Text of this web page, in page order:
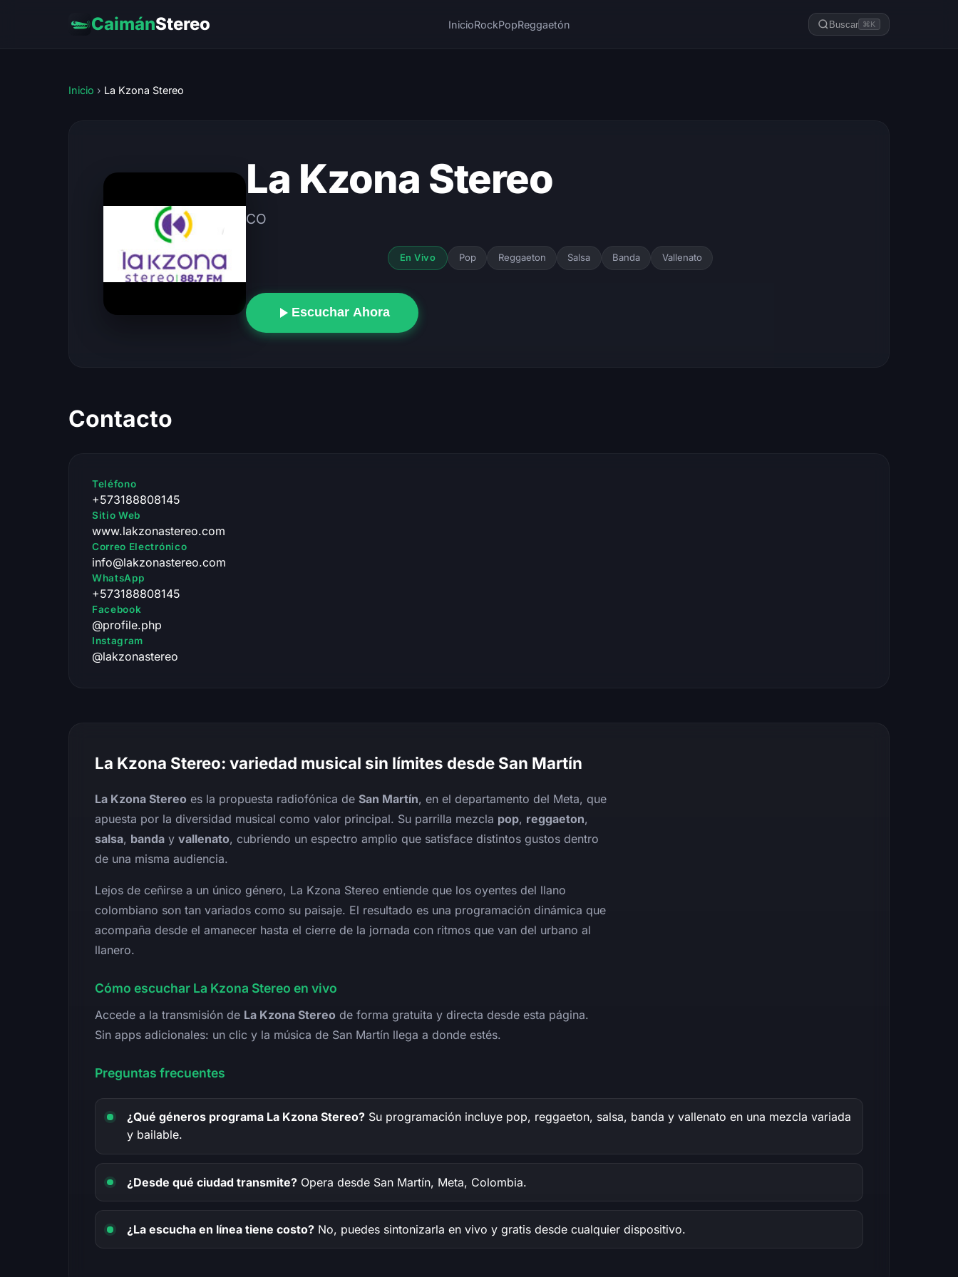
CaimánStereo InicioRockPopReggaetón Buscar ⌘K
Inicio › La Kzona Stereo
La Kzona Stereo
CO
En Vivo Pop Reggaeton Salsa Banda Vallenato
Escuchar Ahora
Contacto
Teléfono
+573188808145
Sitio Web
www.lakzonastereo.com
Correo Electrónico
info@lakzonastereo.com
WhatsApp
+573188808145
Facebook
@profile.php
Instagram
@lakzonastereo
La Kzona Stereo: variedad musical sin límites desde San Martín
La Kzona Stereo es la propuesta radiofónica de San Martín, en el departamento del Meta, que
apuesta por la diversidad musical como valor principal. Su parrilla mezcla pop, reggaeton,
salsa, banda y vallenato, cubriendo un espectro amplio que satisface distintos gustos dentro
de una misma audiencia.
Lejos de ceñirse a un único género, La Kzona Stereo entiende que los oyentes del llano
colombiano son tan variados como su paisaje. El resultado es una programación dinámica que
acompaña desde el amanecer hasta el cierre de la jornada con ritmos que van del urbano al
llanero.
Cómo escuchar La Kzona Stereo en vivo
Accede a la transmisión de La Kzona Stereo de forma gratuita y directa desde esta página.
Sin apps adicionales: un clic y la música de San Martín llega a donde estés.
Preguntas frecuentes
¿Qué géneros programa La Kzona Stereo? Su programación incluye pop, reggaeton, salsa, banda y vallenato en una mezcla variada
y bailable.
¿Desde qué ciudad transmite? Opera desde San Martín, Meta, Colombia.
¿La escucha en línea tiene costo? No, puedes sintonizarla en vivo y gratis desde cualquier dispositivo.